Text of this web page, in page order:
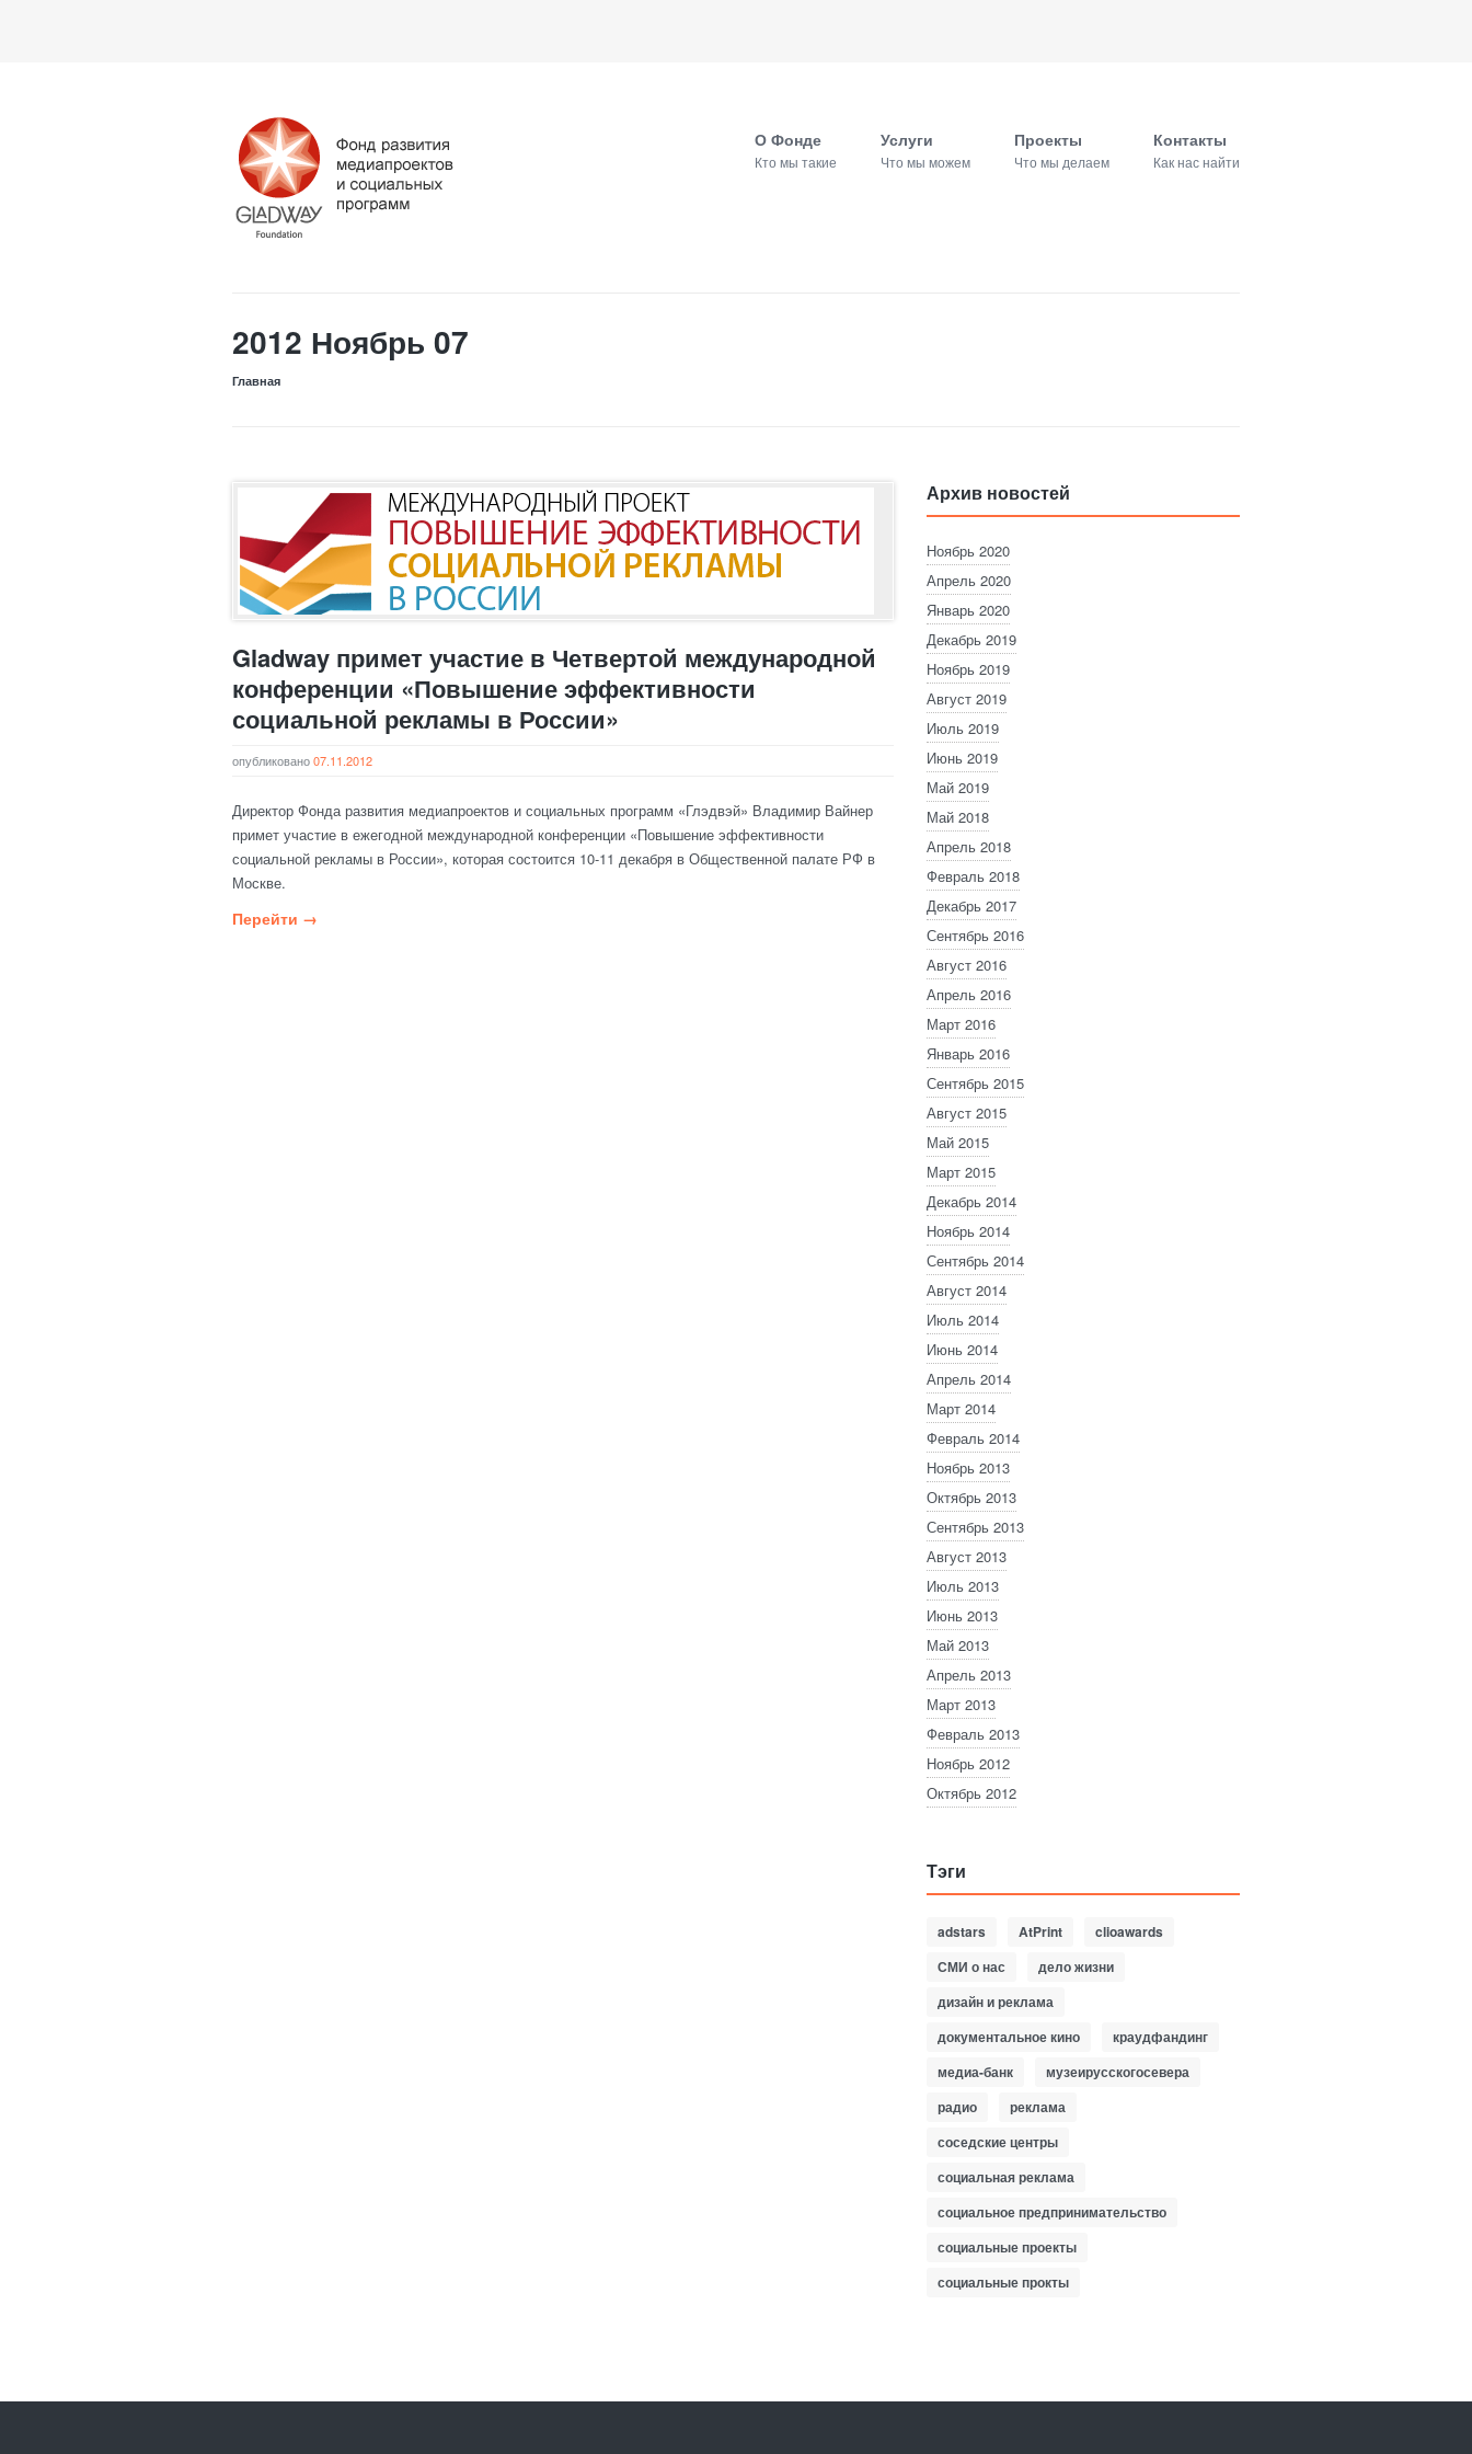
О Фонде
Кто мы такие
Услуги
Что мы можем
Проекты
Что мы делаем
Контакты
Как нас найти
2012 Ноябрь 07
Главная
Gladway примет участие в Четвертой международной
конференции «Повышение эффективности
социальной рекламы в России»
опубликовано07.11.2012
Директор Фонда развития медиапроектов и социальных программ «Глэдвэй» Владимир Вайнер
примет участие в ежегодной международной конференции «Повышение эффективности
социальной рекламы в России», которая состоится 10-11 декабря в Общественной палате РФ в
Москве.
Перейти →
Архив новостей
Ноябрь 2020
Апрель 2020
Январь 2020
Декабрь 2019
Ноябрь 2019
Август 2019
Июль 2019
Июнь 2019
Май 2019
Май 2018
Апрель 2018
Февраль 2018
Декабрь 2017
Сентябрь 2016
Август 2016
Апрель 2016
Март 2016
Январь 2016
Сентябрь 2015
Август 2015
Май 2015
Март 2015
Декабрь 2014
Ноябрь 2014
Сентябрь 2014
Август 2014
Июль 2014
Июнь 2014
Апрель 2014
Март 2014
Февраль 2014
Ноябрь 2013
Октябрь 2013
Сентябрь 2013
Август 2013
Июль 2013
Июнь 2013
Май 2013
Апрель 2013
Март 2013
Февраль 2013
Ноябрь 2012
Октябрь 2012
Тэги
adstars AtPrint
clioawards
СМИ о нас
дело жизни
дизайн и реклама
документальное кино
краудфандинг
медиа-банк
музеирусскогосевера
радио
реклама
соседские центры
социальная реклама
социальное предпринимательство
социальные проекты
социальные прокты